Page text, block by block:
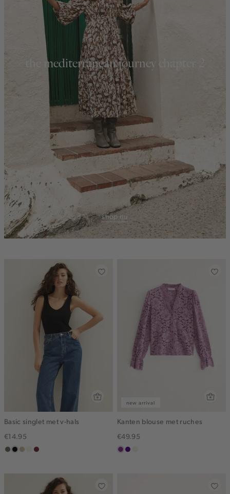
the mediterranean journey chapter 2
shop nu
Basic singlet met v-hals
€14.95
middenbruin
zwartlichtzand
wit,bordeaux
new arrival
Kanten blouse met ruches
€49.95
middenpaars
indigo